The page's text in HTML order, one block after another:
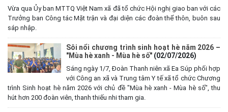
Vừa qua Ủy ban MTTQ Việt Nam xã đã tổ chức Hội nghị giao ban với các
Trưởng ban Công tác Mặt trận và đại diện các đoàn thể thôn, buôn sau
sáp nhập.
Sôi nổi chương trình sinh hoạt hè năm 2026 –
"Mùa hè xanh - Mùa hè số" (02/07/2026)
Sáng ngày 1/7, Đoàn Thanh niên xã Ea Súp phối hợp
với Công an xã và Trung tâm Y tế xã tổ chức Chương
trình Sinh hoạt hè năm 2026 với chủ đề "Mùa hè xanh - Mùa hè số", thu
hút hơn 200 đoàn viên, thanh thiếu nhi tham gia.